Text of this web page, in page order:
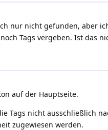
nur nicht gefunden, aber
Tags vergeben. Ist das
auf der Hauptseite.
Tags nicht ausschließlich
zugewiesen werden.